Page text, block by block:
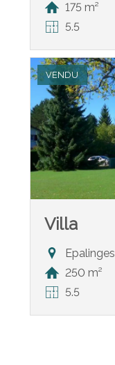
175 m²
5.5
VENDU
Villa
Epalinges
250 m²
5.5